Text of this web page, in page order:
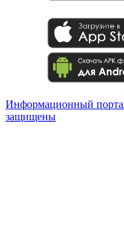
Информационный
защищены